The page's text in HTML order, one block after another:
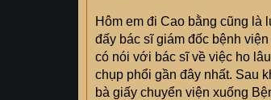
Hôm em đi Cao bằng cũng là
đấy bác sĩ giám đốc bệnh
có nói với bác sĩ về việc ho
chụp phổi gần đây nhất. Sau
bà giấy chuyển viện xuống